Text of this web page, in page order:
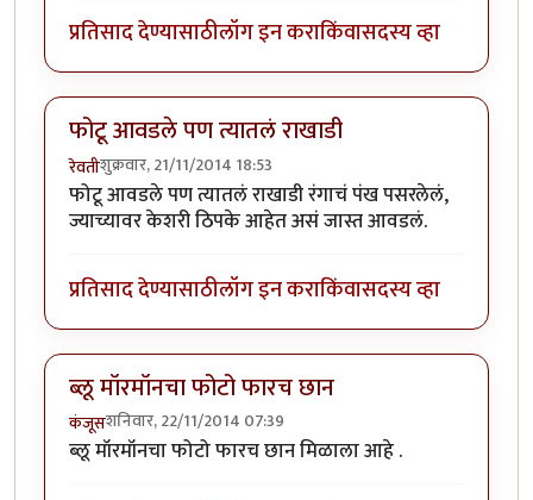
प्रतिसाद देण्यासाठीलॉग इन कराकिंवासदस्य व्हा
फोटू आवडले पण त्यातलं राखाडी
रेवतीशुक्रवार, 21/11/2014 18:53
फोटू आवडले पण त्यातलं राखाडी रंगाचं पंख पसरलेलं,
ज्याच्यावर केशरी ठिपके आहेत असं जास्त आवडलं.
प्रतिसाद देण्यासाठीलॉग इन कराकिंवासदस्य व्हा
ब्लू मॉरमॉनचा फोटो फारच छान
कंजूसशनिवार, 22/11/2014 07:39
ब्लू मॉरमॉनचा फोटो फारच छान मिळाला आहे .